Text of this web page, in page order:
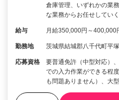
倉庫管理、いずれかの業
な業務からお任せしてい
給与 月給350,000円～400,000
勤務地 茨城県結城郡八千代町平
応募資格
要普通免許（中型対応）
での入力作業ができる程
も問題ありません）、大